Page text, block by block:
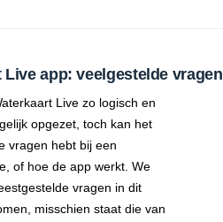
Live app: veelgestelde vragen
Live zo logisch en
opgezet, toch kan het
vragen hebt bij een
of hoe de app werkt. We
vragen in dit
misschien staat die van